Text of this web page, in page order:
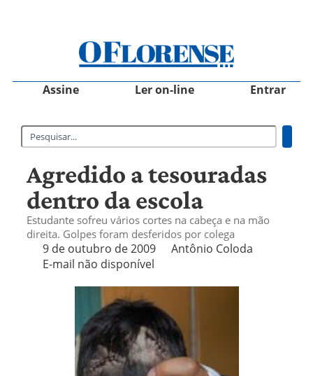
Assine Ler on-line Entrar
Agredido a tesouradas
dentro da escola
Estudante sofreu vários cortes na cabeça e na mão
direita. Golpes foram desferidos por colega
9 de outubro de 2009
Antônio Coloda
E-mail não disponível